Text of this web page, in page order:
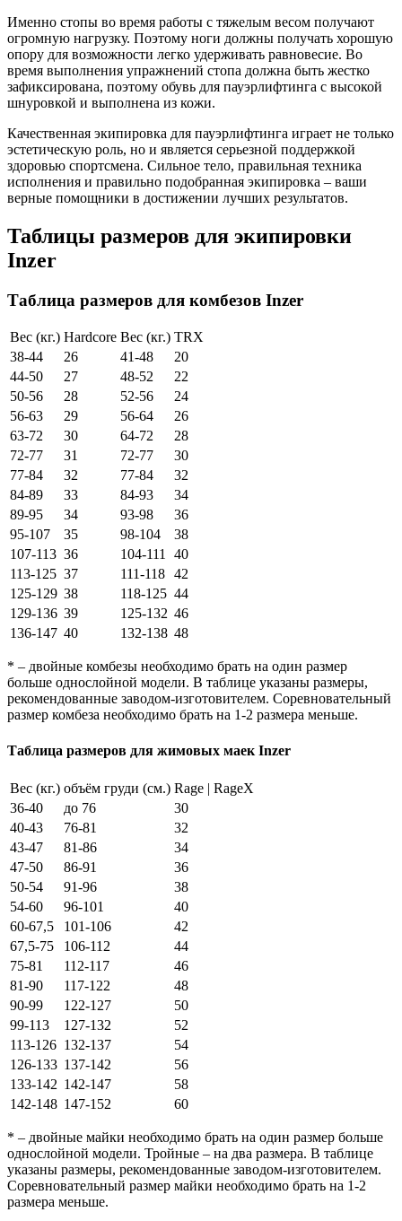
Именно стопы во время работы с тяжелым весом получают
огромную нагрузку. Поэтому ноги должны получать хорошую
опору для возможности легко удерживать равновесие. Во
время выполнения упражнений стопа должна быть жестко
зафиксирована, поэтому обувь для пауэрлифтинга с высокой
шнуровкой и выполнена из кожи.
Качественная экипировка для пауэрлифтинга играет не только
эстетическую роль, но и является серьезной поддержкой
здоровью спортсмена. Сильное тело, правильная техника
исполнения и правильно подобранная экипировка – ваши
верные помощники в достижении лучших результатов.
Таблицы размеров для экипировки
Inzer
Таблица размеров для комбезов Inzer
Вес (кг.) Hardcore Вес (кг.) TRX
38-44
26 41-48
20
44-50
27 48-52
22
50-56
28 52-56
24
56-63
29 56-64
26
63-72
30 64-72
28
72-77
31 72-77
30
77-84
32 77-84
32
84-89
33 84-93
34
89-95
34 93-98
36
95-107
35 98-104
38
107-113 36 104-111
40
113-125 37 111-118 42
125-129 38 118-125 44
129-136 39 125-132 46
136-147 40 132-138 48
* – двойные комбезы необходимо брать на один размер
больше однослойной модели. В таблице указаны размеры,
рекомендованные заводом-изготовителем. Соревновательный
размер комбеза необходимо брать на 1-2 размера меньше.
Таблица размеров для жимовых маек Inzer
Вес (кг.) объём груди (см.) Rage | RageX
36-40
до 76
30
40-43
76-81
32
43-47
81-86
34
47-50
86-91
36
50-54
91-96
38
54-60
96-101
40
60-67,5
101-106
42
67,5-75
106-112
44
75-81
112-117
46
81-90
117-122
48
90-99
122-127
50
99-113
127-132
52
113-126 132-137
54
126-133 137-142
56
133-142 142-147
58
142-148 147-152 60
* – двойные майки необходимо брать на один размер больше
однослойной модели. Тройные – на два размера. В таблице
указаны размеры, рекомендованные заводом-изготовителем.
Соревновательный размер майки необходимо брать на 1-2
размера меньше.